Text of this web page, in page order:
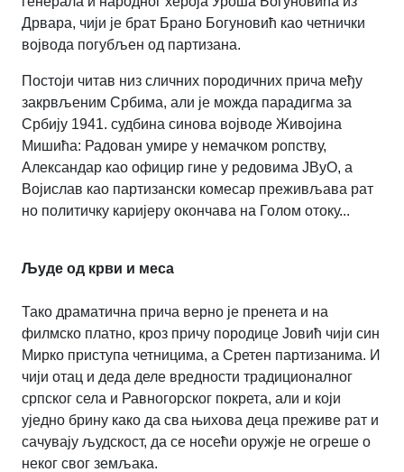
Дрвара, чији је брат Брано Богуновић као четнички
војвода погубљен од партизана.
Постоји читав низ сличних породичних прича међу
закрвљеним Србима, али је можда парадигма за
Србију 1941. судбина синова војводе Живојина
Мишића: Радован умире у немачком ропству,
Александар као официр гине у редовима ЈВуО, а
Војислав као партизански комесар преживљава рат
но политичку каријеру окончава на Голом отоку...
Људе од крви и меса
Тако драматична прича верно је пренета и на
филмско платно, кроз причу породице Јовић чији син
Мирко приступа четницима, а Сретен партизанима. И
чији отац и деда деле вредности традиционалног
српског села и Равногорског покрета, али и који
уједно брину како да сва њихова деца преживе рат и
сачувају људскост, да се носећи оружје не огреше о
неког свог земљака.